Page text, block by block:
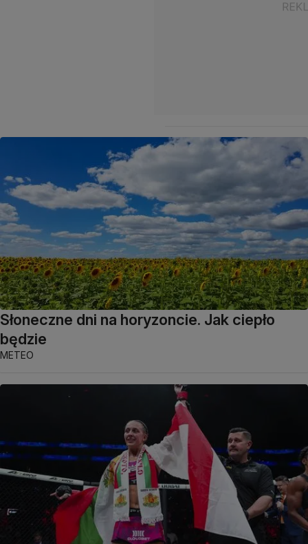
Słoneczne dni na horyzoncie. Jak ciepło
będzie
METEO